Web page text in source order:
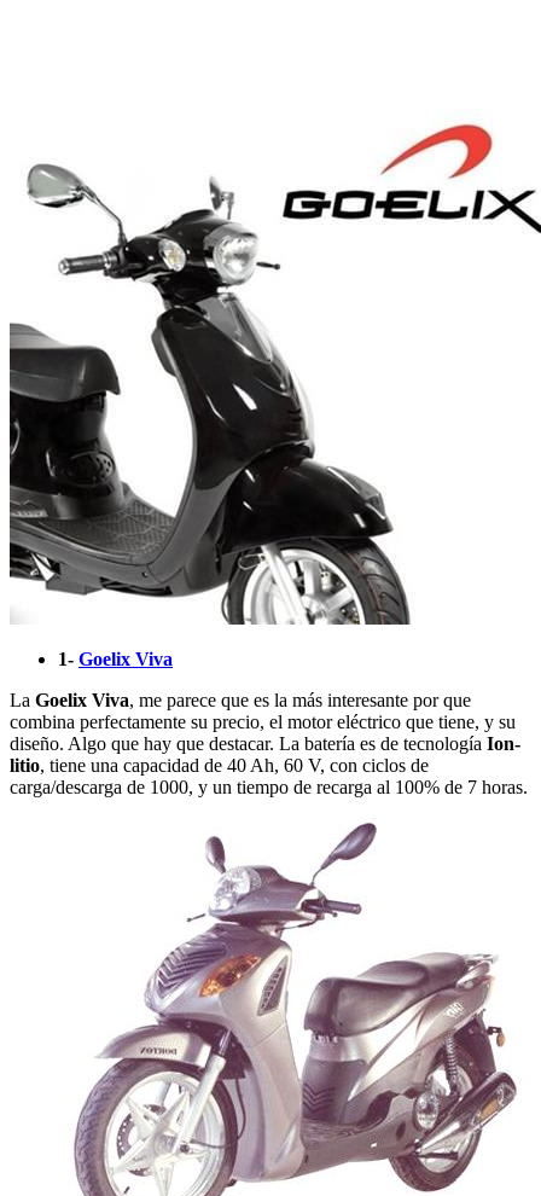
1- Goelix Viva
La Goelix Viva, me parece que es la más interesante por que
combina perfectamente su precio, el motor eléctrico que tiene, y su
diseño. Algo que hay que destacar. La batería es de tecnología Ion-
litio, tiene una capacidad de 40 Ah, 60 V, con ciclos de
carga/descarga de 1000, y un tiempo de recarga al 100% de 7 horas.